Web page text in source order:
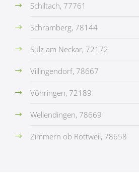
Schiltach, 77761
Schramberg, 78144
Sulz am Neckar, 72172
Villingendorf, 78667
Vöhringen, 72189
Wellendingen, 78669
Zimmern ob Rottweil, 78658